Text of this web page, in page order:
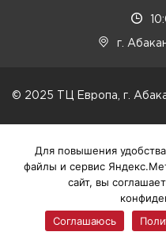
г.
© 2025 ТЦ Европа, г.
Для повышения
файлы и сервис
сайт, вы
Соглашаюсь